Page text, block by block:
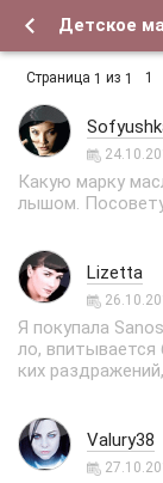
Страница 1 из 1 1
Какую марку
лышом.
Lizetta
Я покупала
ло, впитывается
ких
Valury38